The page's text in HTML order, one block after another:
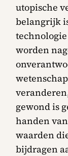
utopische
belangrijk
worden
gewond is
handen
waarden
bijdragen